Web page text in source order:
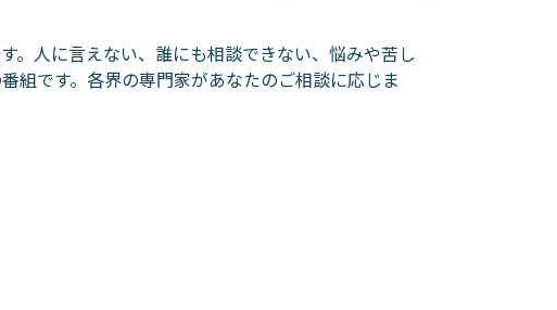
。人に言えない、誰にも相談できない、悩みや苦し
組です。各界の専門家があなたのご相談に応じま